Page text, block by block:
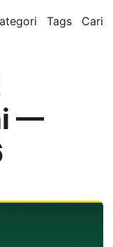
Tags Cari
—